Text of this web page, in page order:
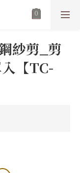
紗剪_剪
【TC-